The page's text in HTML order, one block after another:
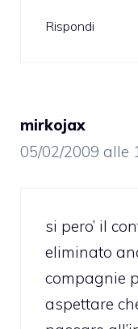
Rispondi
mirkojax
05/02/2009 alle
si pero’ il
eliminato
compagnie
aspettare